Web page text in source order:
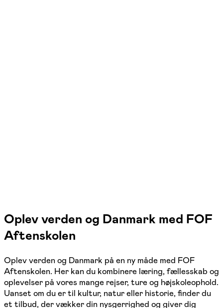
Oplev verden og Danmark med FOF
Aftenskolen
Oplev verden og Danmark på en ny måde med FOF
Aftenskolen. Her kan du kombinere læring, fællesskab og
oplevelser på vores mange rejser, ture og højskoleophold.
Uanset om du er til kultur, natur eller historie, finder du
et tilbud, der vækker din nysgerrighed og giver dig